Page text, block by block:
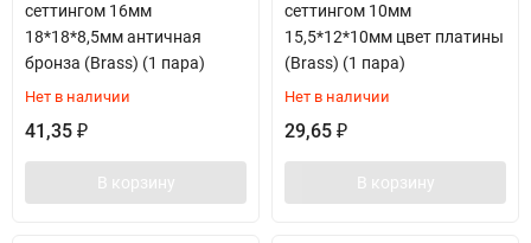
сеттингом 16мм
18*18*8,5мм античная
бронза (Brass) (1 пара)
Нет в наличии
41,35 ₽
В корзину
сеттингом 10мм
15,5*12*10мм цвет платины
(Brass) (1 пара)
Нет в наличии
29,65 ₽
В корзину